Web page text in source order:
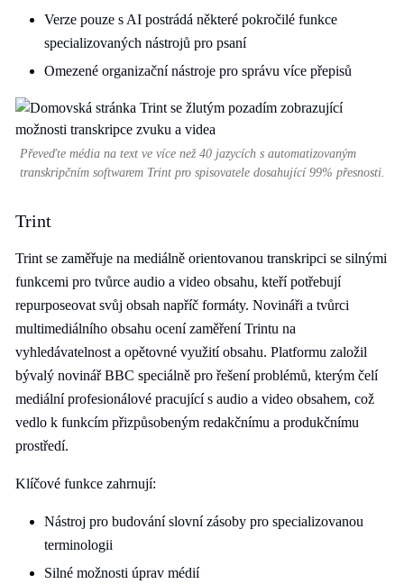
Verze pouze s AI postrádá některé pokročilé funkce
specializovaných nástrojů pro psaní
Omezené organizační nástroje pro správu více přepisů
Převeďte média na text ve více než 40 jazycích s automatizovaným
transkripčním softwarem Trint pro spisovatele dosahující 99% přesnosti.
Trint
Trint se zaměřuje na mediálně orientovanou transkripci se silnými
funkcemi pro tvůrce audio a video obsahu, kteří potřebují
repurposeovat svůj obsah napříč formáty. Novináři a tvůrci
multimediálního obsahu ocení zaměření Trintu na
vyhledávatelnost a opětovné využití obsahu. Platformu založil
bývalý novinář BBC speciálně pro řešení problémů, kterým čelí
mediální profesionálové pracující s audio a video obsahem, což
vedlo k funkcím přizpůsobeným redakčnímu a produkčnímu
prostředí.
Klíčové funkce zahrnují:
Nástroj pro budování slovní zásoby pro specializovanou
terminologii
Silné možnosti úprav médií